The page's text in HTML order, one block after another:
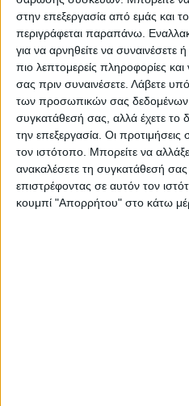
στην επεξεργασία από εμάς και
περιγράφεται παραπάνω.
για να αρνηθείτε να
πιο λεπτομερείς πληροφορίες και
σας πριν συναινέσετε. Λάβετε
των προσωπικών σας δεδομένων
συγκατάθεσή σας, αλλά έχετε το
την επεξεργασία. Οι
τον ιστότοπο. Μπορείτε να
ανακαλέσετε τη συγκατάθεσή
επιστρέφοντας σε αυτόν τον
κουμπί "Απορρήτου" στο κάτω
Ευχάριστα νέα για τον
η πορεία της αποθεραπείας
στην Καταλονία εξελίσσεται
με τις τελευταίες ιατρικές εξε...
MotoGP: Συνεχίζει με την
σε Brno και Assen
Ο Βρετανός θα συνεχίσει να
Johann Zarco στα Grand Prix
Υπόλοιπα πρωταθλήματα